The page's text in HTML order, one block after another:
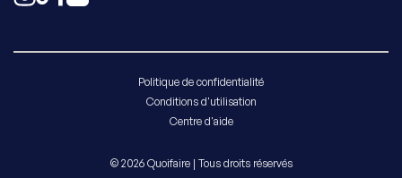
Politique de confidentialité
Conditions d'utilisation
Centre d'aide
© 2026 Quoifaire | Tous droits réservés